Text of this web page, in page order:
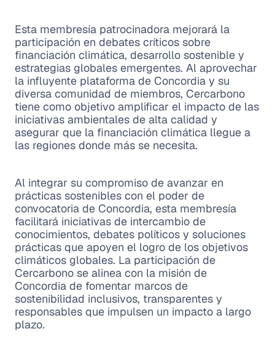
Esta membresía patrocinadora mejorará la
participación en debates críticos sobre
financiación climática, desarrollo sostenible y
estrategias globales emergentes. Al aprovechar
la influyente plataforma de Concordia y su
diversa comunidad de miembros, Cercarbono
tiene como objetivo amplificar el impacto de las
iniciativas ambientales de alta calidad y
asegurar que la financiación climática llegue a
las regiones donde más se necesita.
Al integrar su compromiso de avanzar en
prácticas sostenibles con el poder de
convocatoria de Concordia, esta membresía
facilitará iniciativas de intercambio de
conocimientos, debates políticos y soluciones
prácticas que apoyen el logro de los objetivos
climáticos globales. La participación de
Cercarbono se alinea con la misión de
Concordia de fomentar marcos de
sostenibilidad inclusivos, transparentes y
responsables que impulsen un impacto a largo
plazo.